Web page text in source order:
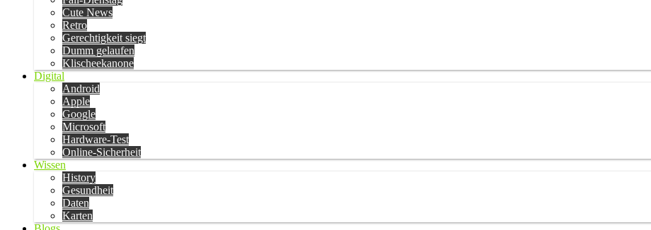
Cute News
Retro
Gerechtigkeit siegt
Dumm gelaufen
Klischeekanone
Digital
Android
Apple
Google
Microsoft
Hardware-Test
Online-Sicherheit
Wissen
History
Gesundheit
Daten
Karten